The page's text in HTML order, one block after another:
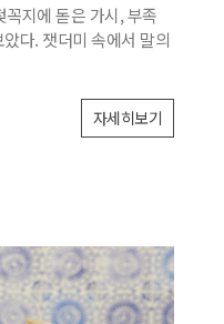
지에 돋은 가시, 부족
다. 잿더미 속에서 말의
자세히보기